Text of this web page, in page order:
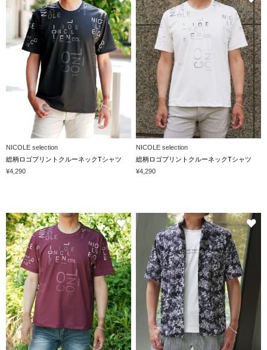
NICOLE selection
総柄ロゴプリントクルーネックTシャツ
¥4,290
NICOLE selection
総柄ロゴプリントクルーネックTシャツ
¥4,290